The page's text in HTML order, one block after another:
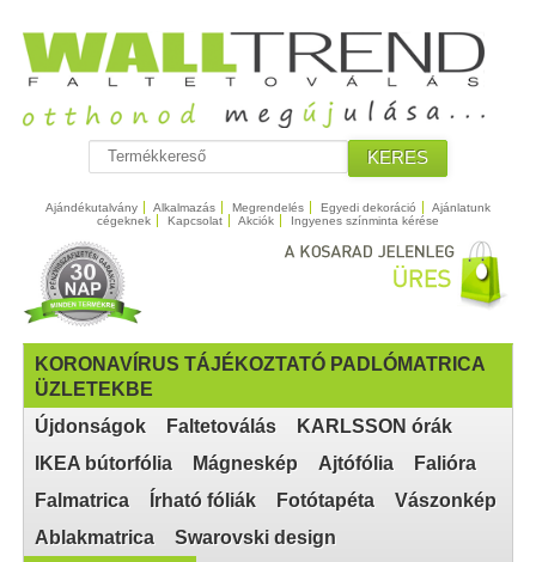
KERES
Ajándékutalvány Alkalmazás Megrendelés Egyedi dekoráció
Ajánlatunk
cégeknek
Kapcsolat Akciók Ingyenes színminta kérése
KORONAVÍRUS TÁJÉKOZTATÓ PADLÓMATRICA
ÜZLETEKBE
Újdonságok
Faltetoválás
KARLSSON órák
IKEA bútorfólia
Mágneskép Ajtófólia
Falióra
Falmatrica
Írható fóliák Fotótapéta
Vászonkép
Ablakmatrica
Swarovski design